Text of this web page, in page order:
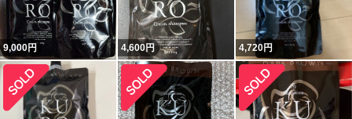
9,000円 4,600円 4,720円